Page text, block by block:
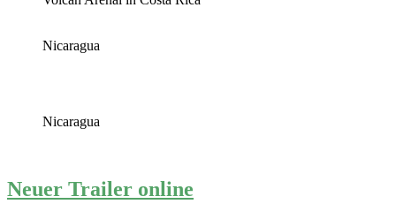
Nicaragua
Nicaragua
Neuer Trailer online